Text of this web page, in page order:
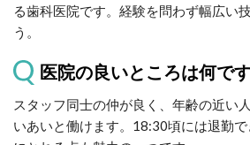
る歯科医院です。経験を問わず幅広い
う。
医院の良いところは何で
スタッフ同士の仲が良く、年齢の近い
いあいと働けます。18:30頃には退勤